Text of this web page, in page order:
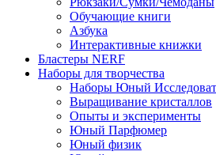
Обучающие книги
Азбука
Интерактивные книжки
Бластеры NERF
Наборы для творчества
Наборы Юный
Выращивание кристаллов
Опыты и эксперименты
Юный Парфюмер
Юный физик